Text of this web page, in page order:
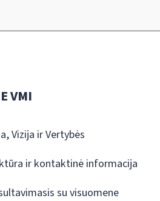
VMI
Vizija ir Vertybės
ir kontaktinė informacija
su visuomene